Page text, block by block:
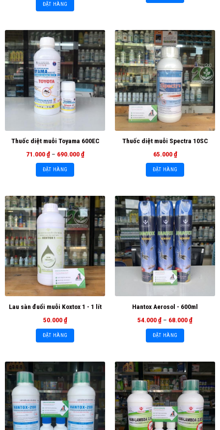
ĐẶT HÀNG
Thuốc diệt muỗi Toyama 600EC
71.000₫ – 690.000₫
ĐẶT HÀNG
Thuốc diệt muỗi Spectra 10SC
65.000₫
ĐẶT HÀNG
Lau sàn đuổi muỗi Koxtox 1 - 1 lít
50.000₫
ĐẶT HÀNG
Hantox Aerosol - 600ml
54.000₫ – 68.000₫
ĐẶT HÀNG